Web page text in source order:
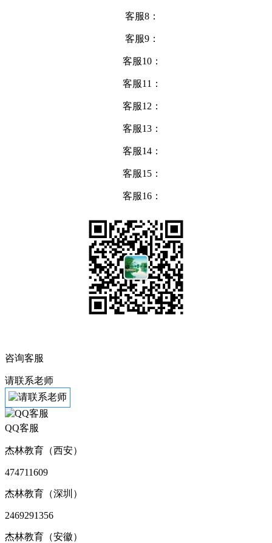
客服8：
客服9：
客服10：
客服11：
客服12：
客服13：
客服14：
客服15：
客服16：
咨询客服
请联系老师
QQ客服
杰林教育（西安）
474711609
杰林教育（深圳）
2469291356
杰林教育（安徽）